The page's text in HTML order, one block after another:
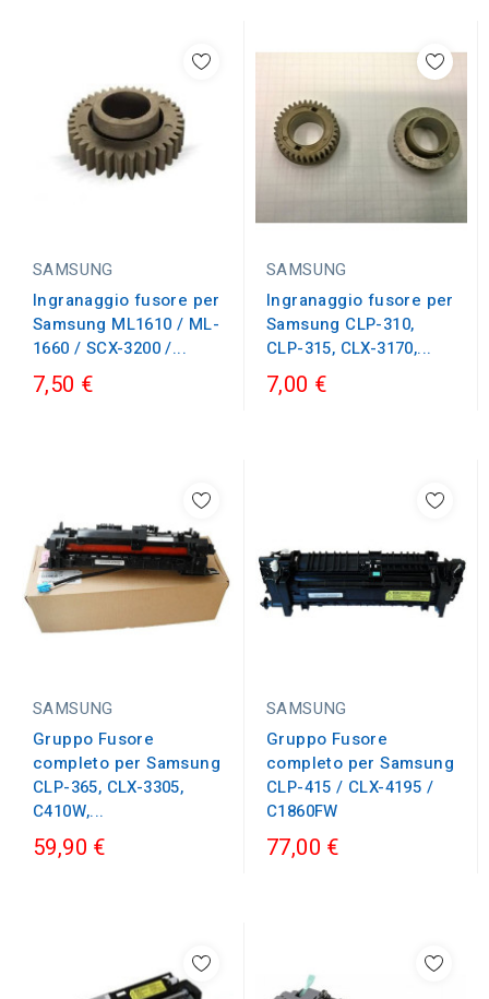
SAMSUNG
Ingranaggio fusore per
Samsung ML1610 / ML-
1660 / SCX-3200 /...
7,50 €
SAMSUNG
Ingranaggio fusore per
Samsung CLP-310,
CLP-315, CLX-3170,...
7,00 €
SAMSUNG
Gruppo Fusore
completo per Samsung
CLP-365, CLX-3305,
C410W,...
59,90 €
SAMSUNG
Gruppo Fusore
completo per Samsung
CLP-415 / CLX-4195 /
C1860FW
77,00 €